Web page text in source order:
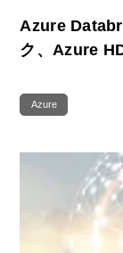
Azure
ク、Azure
Azure